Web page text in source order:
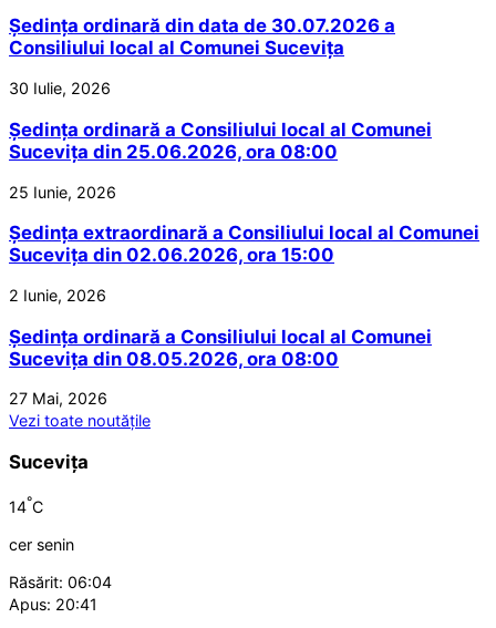
Ședința ordinară din data de 30.07.2026 a
Consiliului local al Comunei Sucevița
30 Iulie, 2026
Ședința ordinară a Consiliului local al Comunei
Sucevița din 25.06.2026, ora 08:00
25 Iunie, 2026
Ședința extraordinară a Consiliului local al Comunei
Sucevița din 02.06.2026, ora 15:00
2 Iunie, 2026
Ședința ordinară a Consiliului local al Comunei
Sucevița din 08.05.2026, ora 08:00
27 Mai, 2026
Vezi toate noutățile
Sucevița
14°C
cer senin
Răsărit: 06:04
Apus: 20:41